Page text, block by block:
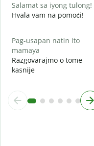
Salamat sa iyong tulong!
Hvala vam na pomoći!
Pag-usapan natin ito
mamaya
Razgovarajmo o tome
kasnije